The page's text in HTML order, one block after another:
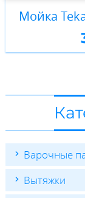
Мойка
Варочные
Вытяжки